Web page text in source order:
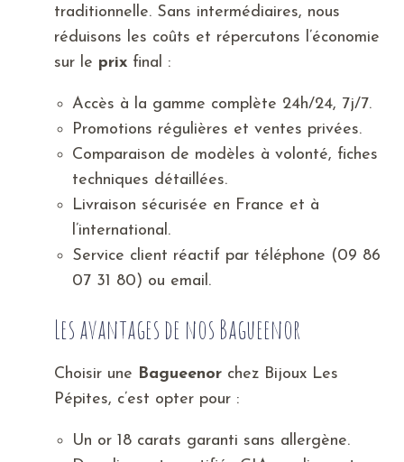
traditionnelle. Sans intermédiaires, nous
réduisons les coûts et répercutons l’économie
sur le prix final :
Accès à la gamme complète 24h/24, 7j/7.
Promotions régulières et ventes privées.
Comparaison de modèles à volonté, fiches
techniques détaillées.
Livraison sécurisée en France et à
l’international.
Service client réactif par téléphone (09 86
07 31 80) ou email.
Les avantages de nos Bagueenor
Choisir une Bagueenor chez Bijoux Les
Pépites, c’est opter pour :
Un or 18 carats garanti sans allergène.